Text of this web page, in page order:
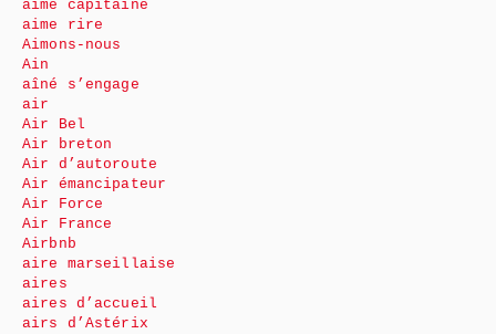
aimé capitaine
aime rire
Aimons-nous
Ain
aîné s’engage
air
Air Bel
Air breton
Air d’autoroute
Air émancipateur
Air Force
Air France
Airbnb
aire marseillaise
aires
aires d’accueil
airs d’Astérix